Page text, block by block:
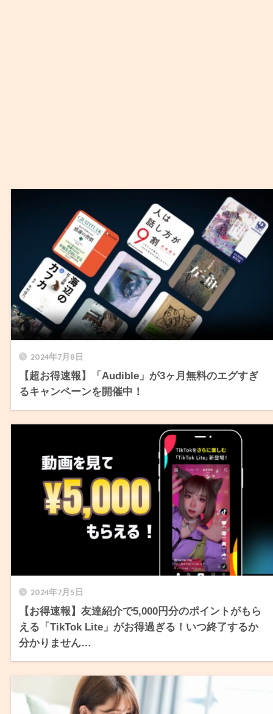
2024年7月8日
【超お得速報】「Audible」が3ヶ月無料のエグすぎ
るキャンペーンを開催中！
2024年7月5日
【お得速報】友達紹介で5,000円分のポイントがもら
える「TikTok Lite」がお得過ぎる！いつ終了するか
分かりません…